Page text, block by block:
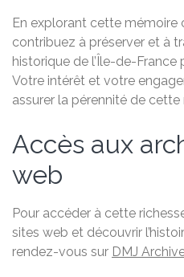
En explorant cette mémoire
contribuez à préserver et à
historique de l’Île-de-
Votre intérêt et votre
assurer la pérennité de cette
Accès aux
web
Pour accéder à cette
sites web et découvrir
rendez-vous sur DMJ